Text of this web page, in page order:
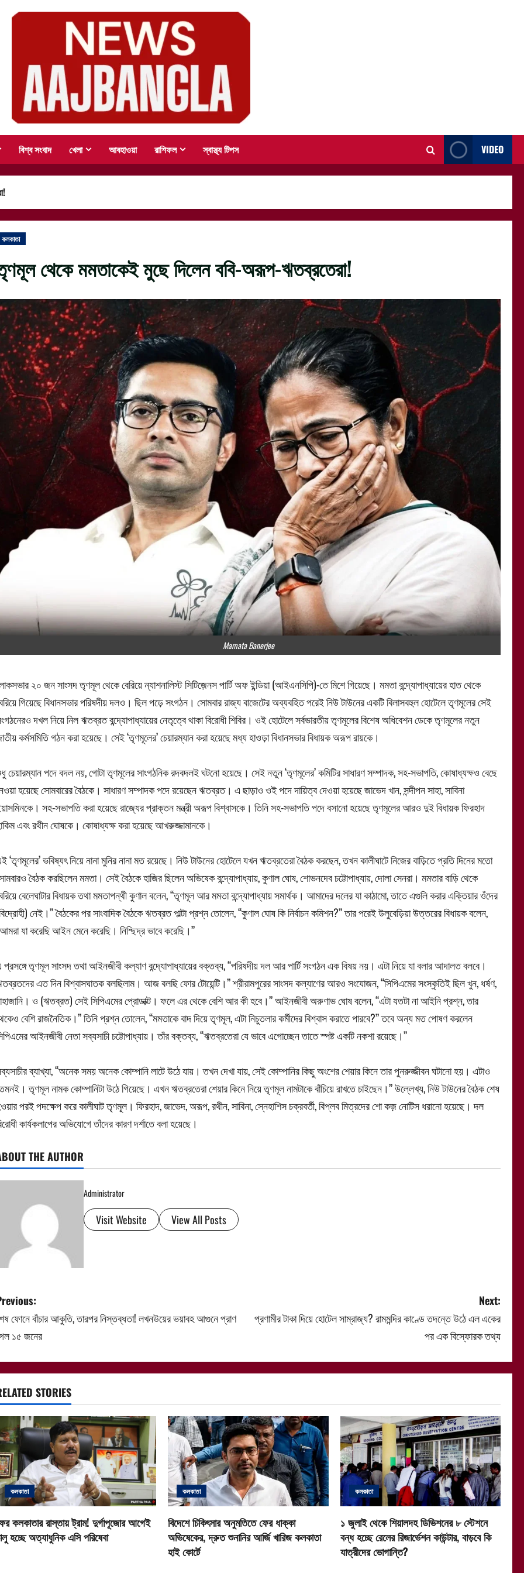
বিশ্ব সংবাদ খেলা আবহাওয়া রাশিফল স্বাস্থ্য টিপস VIDEO
কলকাতা
থেকে মমতাকেই মুছে দিলেন ববি-অরূপ-ঋতব্রতেরা!
Mamata Banerjee
২০ জন সাংসদ তৃণমূল থেকে বেরিয়ে ন্যাশনালিস্ট সিটিজ়েনস পার্টি অফ ইন্ডিয়া (আইএনসিপি)-তে মিশে গিয়েছে। মমতা বন্দ্যোপাধ্যায়ের হাত থেকে
গিয়েছে বিধানসভার পরিষদীয় দলও। ছিল পড়ে সংগঠন। সোমবার রাজ্য বাজেটের অব্যবহিত পরেই নিউ টাউনের একটি বিলাসবহুল হোটেলে তৃণমূলের সেই
দখল নিয়ে নিল ঋতব্রত বন্দ্যোপাধ্যায়ের নেতৃত্বে থাকা বিরোধী শিবির। ওই হোটেলে সর্বভারতীয় তৃণমূলের বিশেষ অধিবেশন ডেকে তৃণমূলের নতুন
কর্মসমিতি গঠন করা হয়েছে। সেই ‘তৃণমূলের’ চেয়ারম্যান করা হয়েছে মধ্য হাওড়া বিধানসভার বিধায়ক অরূপ রায়কে।
চেয়ারম্যান পদে বদল নয়, গোটা তৃণমূলের সাংগঠনিক রদবদলই ঘটনো হয়েছে। সেই নতুন ‘তৃণমূলের’ কমিটির সাধারণ সম্পাদক, সহ-সভাপতি, কোষাধ্যক্ষও বেছে
হয়েছে সোমবারের বৈঠকে। সাধারণ সম্পাদক পদে রয়েছেন ঋতব্রত। এ ছাড়াও ওই পদে দায়িত্ব দেওয়া হয়েছে জাভেদ খান, সন্দীপন সাহা, সাবিনা
সহ-সভাপতি করা হয়েছে রাজ্যের প্রাক্তন মন্ত্রী অরূপ বিশ্বাসকে। তিনি সহ-সভাপতি পদে বসানো হয়েছে তৃণমূলের আরও দুই বিধায়ক ফিরহাদ
এবং রথীন ঘোষকে। কোষাধ্যক্ষ করা হয়েছে আখরুজ্জামানকে।
‘তৃণমূলের’ ভবিষ্যৎ নিয়ে নানা মুনির নানা মত রয়েছে। নিউ টাউনের হোটেলে যখন ঋতব্রতেরা বৈঠক করছেন, তখন কালীঘাটে নিজের বাড়িতে প্রতি দিনের মতো
বৈঠক করছিলেন মমতা। সেই বৈঠকে হাজির ছিলেন অভিষেক বন্দ্যোপাধ্যায়, কুণাল ঘোষ, শোভনদেব চট্টোপাধ্যায়, দোলা সেনরা। মমতার বাড়ি থেকে
বেলেঘাটার বিধায়ক তথা মমতাপন্থী কুণাল বলেন, ‘‘তৃণমূল আর মমতা বন্দ্যোপাধ্যায় সমার্থক। আমাদের দলের যা কাঠামো, তাতে এগুলি করার এক্তিয়ার ওঁদের
নেই।’’ বৈঠকের পর সাংবাদিক বৈঠকে ঋতব্রত পাল্টা প্রশ্ন তোলেন, ‘‘কুণাল ঘোষ কি নির্বাচন কমিশন?’’ তার পরেই উলুবেড়িয়া উত্তরের বিধায়ক বলেন,
যা করেছি আইন মেনে করেছি। নিশ্ছিদ্র ভাবে করেছি।’’
তৃণমূল সাংসদ তথা আইনজীবী কল্যাণ বন্দ্যোপাধ্যায়ের বক্তব্য, ‘‘পরিষদীয় দল আর পার্টি সংগঠন এক বিষয় নয়। এটা নিয়ে যা বলার আদালত বলবে।
এত দিন বিশ্বাসঘাতক বলছিলাম। আজ বলছি ফোর টোয়েন্টি।’’ শ্রীরামপুরের সাংসদ কল্যাণের আরও সংযোজন, ‘‘সিপিএমের সংস্কৃতিই ছিল খুন, ধর্ষণ,
ও (ঋতব্রত) সেই সিপিএমের প্রোডাক্ট। ফলে এর থেকে বেশি আর কী হবে।’’ আইনজীবী অরুণাভ ঘোষ বলেন, ‘‘এটা যতটা না আইনি প্রশ্ন, তার
বেশি রাজনৈতিক।’’ তিনি প্রশ্ন তোলেন, ‘‘মমতাকে বাদ দিয়ে তৃণমূল, এটা নিচুতলার কর্মীদের বিশ্বাস করাতে পারবে?’’ তবে অন্য মত পোষণ করলেন
আইনজীবী নেতা সব্যসাচী চট্টোপাধ্যায়। তাঁর বক্তব্য, ‘‘ঋতব্রতেরা যে ভাবে এগোচ্ছেন তাতে স্পষ্ট একটি নকশা রয়েছে।’’
ব্যাখ্যা, ‘‘অনেক সময় অনেক কোম্পানি লাটে উঠে যায়। তখন দেখা যায়, সেই কোম্পানির কিছু অংশের শেয়ার কিনে তার পুনরুজ্জীবন ঘটানো হয়। এটাও
তৃণমূল নামক কোম্পানিটা উঠে গিয়েছে। এখন ঋতব্রতেরা শেয়ার কিনে নিয়ে তৃণমূল নামটাকে বাঁচিয়ে রাখতে চাইছেন।’’ উল্লেখ্য, নিউ টাউনের বৈঠক শেষ
পরই পদক্ষেপ করে কালীঘাট তৃণমূল। ফিরহাদ, জাভেদ, অরূপ, রথীন, সাবিনা, স্নেহাশিস চক্রবর্তী, বিপ্লব মিত্রদের শো কজ় নোটিস ধরানো হয়েছে। দল
কার্যকলাপের অভিযোগে তাঁদের কারণ দর্শাতে বলা হয়েছে।
THE AUTHOR
Administrator
Visit Website View All Posts
ফোনে বাঁচার আকুতি, তারপর নিস্তব্ধতা! লখনউয়ের ভয়াবহ আগুনে প্রাণ
১৫ জনের
Next:
প্রণামীর টাকা দিয়ে হোটেল সাম্রাজ্য? রামমন্দির কাণ্ডে তদন্তে উঠে এল একের
পর এক বিস্ফোরক তথ্য
STORIES
কলকাতা
কলকাতার রাস্তায় ট্রাম! দুর্গাপূজোর আগেই
হচ্ছে অত্যাধুনিক এসি পরিষেবা
কলকাতা
বিদেশে চিকিৎসার অনুমতিতে ফের ধাক্কা
অভিষেকের, দ্রুত শুনানির আর্জি খারিজ কলকাতা
হাই কোর্টে
কলকাতা
১ জুলাই থেকে শিয়ালদহ ডিভিশনের ৮ স্টেশনে
বন্ধ হচ্ছে রেলের রিজার্ভেশন কাউন্টার, বাড়বে কি
যাত্রীদের ভোগান্তি?